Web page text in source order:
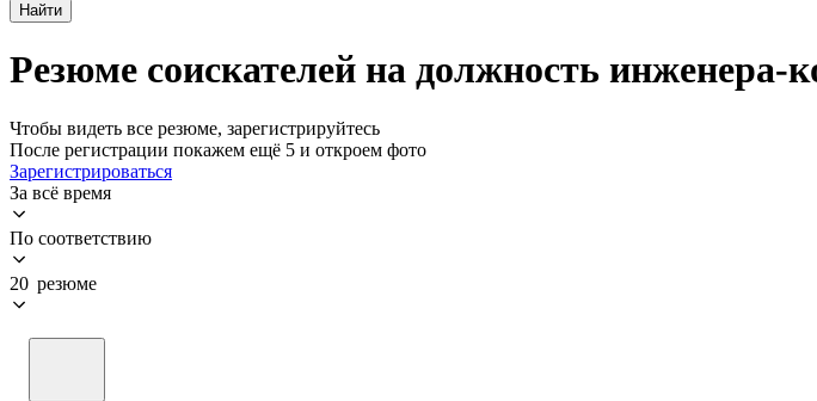
Найти
Резюме соискателей на должность
Чтобы видеть все резюме, зарегистрируйтесь
После регистрации покажем ещё 5 и откроем фото
Зарегистрироваться
За всё время
По соответствию
20 резюме